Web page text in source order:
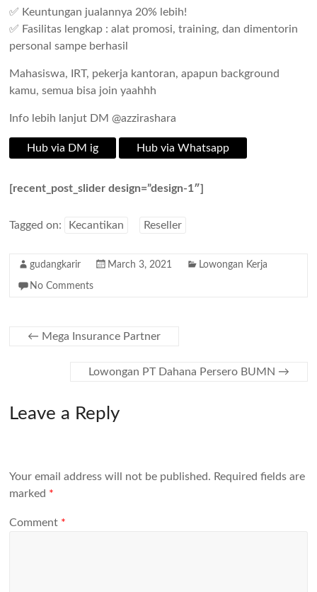
✅ Keuntungan jualannya 20% lebih!
✅ Fasilitas lengkap : alat promosi, training, dan dimentorin
personal sampe berhasil
Mahasiswa, IRT, pekerja kantoran, apapun background
kamu, semua bisa join yaahhh
Info lebih lanjut DM @azzirashara
Hub via DM ig Hub via Whatsapp
[recent_post_slider design=”design-1″]
Tagged on: Kecantikan Reseller
gudangkarir March 3, 2021 Lowongan Kerja
No Comments
← Mega Insurance Partner
Lowongan PT Dahana Persero BUMN →
Leave a Reply
Your email address will not be published. Required fields are
marked *
Comment *